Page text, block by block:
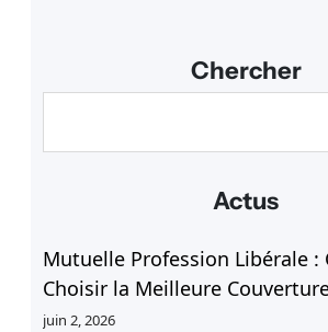
Chercher
c
c
h
e
Actus
Mutuelle Profession Libérale :
Choisir la Meilleure
juin 2, 2026